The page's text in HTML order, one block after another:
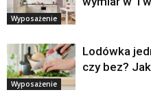
Wyposażenie
Wyposażenie
Lodówka
czy bez?